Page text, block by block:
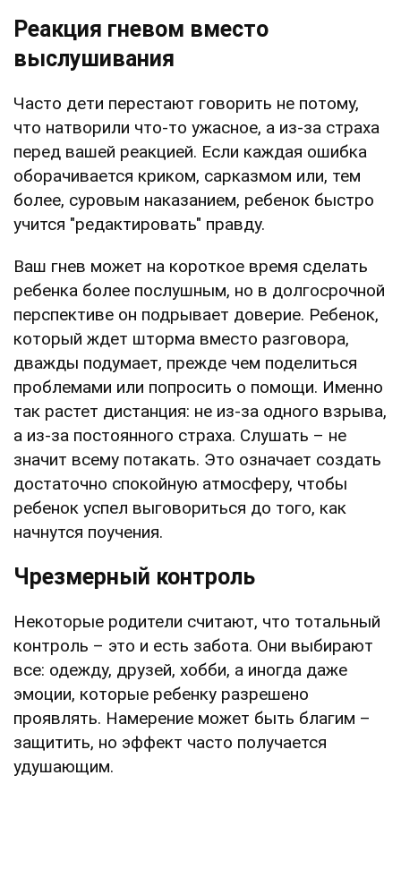
Реакция гневом вместо
выслушивания
Часто дети перестают говорить не потому,
что натворили что-то ужасное, а из-за страха
перед вашей реакцией. Если каждая ошибка
оборачивается криком, сарказмом или, тем
более, суровым наказанием, ребенок быстро
учится "редактировать" правду.
Ваш гнев может на короткое время сделать
ребенка более послушным, но в долгосрочной
перспективе он подрывает доверие. Ребенок,
который ждет шторма вместо разговора,
дважды подумает, прежде чем поделиться
проблемами или попросить о помощи. Именно
так растет дистанция: не из-за одного взрыва,
а из-за постоянного страха. Слушать – не
значит всему потакать. Это означает создать
достаточно спокойную атмосферу, чтобы
ребенок успел выговориться до того, как
начнутся поучения.
Чрезмерный контроль
Некоторые родители считают, что тотальный
контроль – это и есть забота. Они выбирают
все: одежду, друзей, хобби, а иногда даже
эмоции, которые ребенку разрешено
проявлять. Намерение может быть благим –
защитить, но эффект часто получается
удушающим.